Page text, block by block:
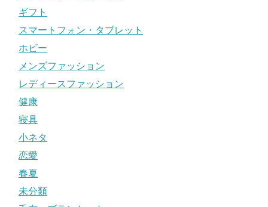
ギフト
スマートフォン・タブレット
ホビー
メンズファッション
レディースファッション
健康
寝具
小ネタ
恋愛
春夏
未分類